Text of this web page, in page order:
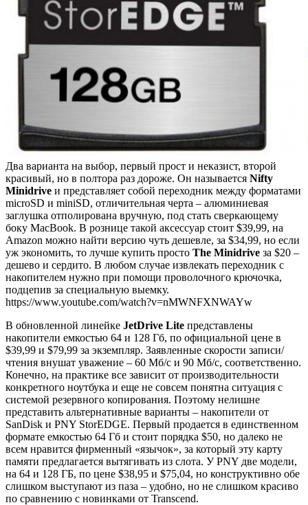
Два варианта на выбор, первый прост и неказист, второй
красивый, но в полтора раз дороже. Он называется Nifty
Minidrive и представляет собой переходник между форматами
microSD и miniSD, отличительная черта – алюминиевая
заглушка отполирована вручную, под стать сверкающему
боку MacBook. В рознице такой аксессуар стоит $39,99, на
Amazon можно найти версию чуть дешевле, за $34,99, но если
уж экономить, то лучше купить просто The Minidrive за $20 –
дешево и сердито. В любом случае извлекать переходник с
накопителем нужно при помощи проволочного крючочка,
подцепив за специальную выемку.
https://www.youtube.com/watch?v=nMWNFXNWAYw
В обновленной линейке JetDrive Lite представлены
накопители емкостью 64 и 128 Гб, по официальной цене в
$39,99 и $79,99 за экземпляр. Заявленные скорости записи/
чтения внушат уважение – 60 Мб/с и 90 Мб/с, соответственно.
Конечно, на практике все зависит от производительности
конкретного ноутбука и еще не совсем понятна ситуация с
системой резервного копирования. Поэтому нелишне
представить альтернативные варианты – накопители от
SanDisk и PNY StorEDGE. Первый продается в единственном
формате емкостью 64 Гб и стоит порядка $50, но далеко не
всем нравится фирменный «язычок», за который эту карту
памяти предлагается вытягивать из слота. У PNY две модели,
на 64 и 128 ГБ, по цене $38,95 и $75,04, но конструктивно обе
слишком выступают из паза – удобно, но не слишком красиво
по сравнению с новинками от Transсend.